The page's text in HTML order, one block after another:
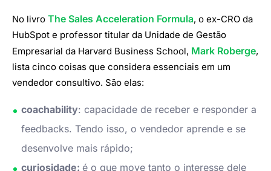
No livro The Sales Acceleration Formula, o ex-CRO da
HubSpot e professor titular da Unidade de Gestão
Empresarial da Harvard Business School, Mark Roberge,
lista cinco coisas que considera essenciais em um
vendedor consultivo. São elas:
coachability: capacidade de receber e responder a
feedbacks. Tendo isso, o vendedor aprende e se
desenvolve mais rápido;
curiosidade: é o que move tanto o interesse dele